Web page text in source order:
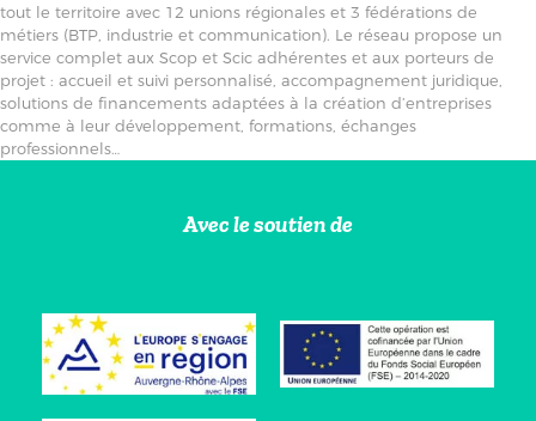
tout le territoire avec 12 unions régionales et 3 fédérations de
métiers (BTP, industrie et communication). Le réseau propose un
service complet aux Scop et Scic adhérentes et aux porteurs de
projet : accueil et suivi personnalisé, accompagnement juridique,
solutions de financements adaptées à la création d’entreprises
comme à leur développement, formations, échanges
professionnels…
Avec le soutien de